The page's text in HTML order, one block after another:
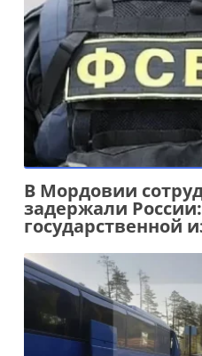
В Мордовии
задержали
государственной